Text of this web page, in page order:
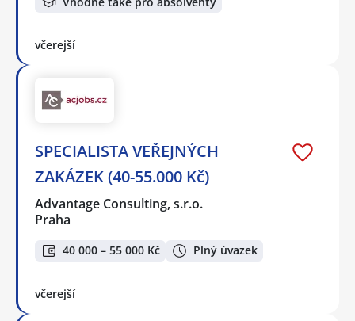
včerejší
SPECIALISTA VEŘEJNÝCH
ZAKÁZEK (40-55.000 Kč)
Advantage Consulting, s.r.o.
Praha
40 000 – 55 000 Kč Plný úvazek
včerejší